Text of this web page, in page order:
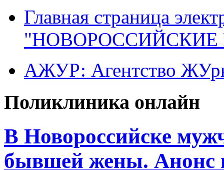
Главная страница
"НОВОРОССИЙСКИЕ
АЖУР: Агентство
Поликлиника онлайн
В Новороссийске
бывшей жены. Анонс